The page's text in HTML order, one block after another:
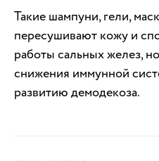
Такие шампуни, гели,
пересушивают кожу и
работы сальных желез,
снижения иммунной
развитию демодекоза.